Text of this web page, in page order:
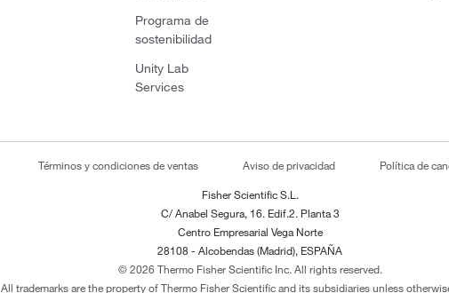
Programa de
sostenibilidad
Unity Lab
Services
Términos y condiciones de ventas Aviso de privacidad Política de
Fisher Scientific S.L.
C/ Anabel Segura, 16. Edif.2. Planta 3
Centro Empresarial Vega Norte
28108 - Alcobendas (Madrid), ESPAÑA
© 2026 Thermo Fisher Scientific Inc. All rights reserved.
All trademarks are the property of Thermo Fisher Scientific and its subsidiaries unless